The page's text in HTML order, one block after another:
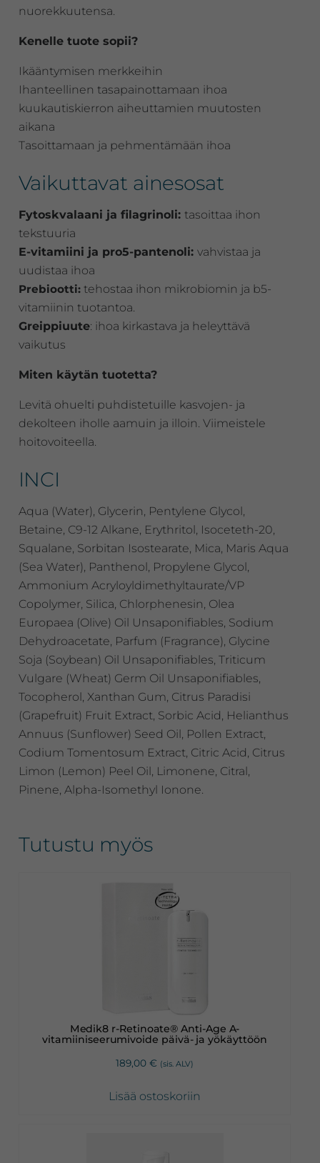
nuorekkuutensa.
Kenelle tuote sopii?
Ikääntymisen merkkeihin
Ihanteellinen tasapainottamaan ihoa
kuukautiskierron aiheuttamien muutosten
aikana
Tasoittamaan ja pehmentämään ihoa
Vaikuttavat ainesosat
Fytoskvalaani ja filagrinoli: tasoittaa ihon
tekstuuria
E-vitamiini ja pro5-pantenoli: vahvistaa ja
uudistaa ihoa
Prebiootti: tehostaa ihon mikrobiomin ja b5-
vitamiinin tuotantoa.
Greippiuute: ihoa kirkastava ja heleyttävä
vaikutus
Miten käytän tuotetta?
Levitä ohuelti puhdistetuille kasvojen- ja
dekolteen iholle aamuin ja illoin. Viimeistele
hoitovoiteella.
INCI
Aqua (Water), Glycerin, Pentylene Glycol,
Betaine, C9-12 Alkane, Erythritol, Isoceteth-20,
Squalane, Sorbitan Isostearate, Mica, Maris Aqua
(Sea Water), Panthenol, Propylene Glycol,
Ammonium Acryloyldimethyltaurate/VP
Copolymer, Silica, Chlorphenesin, Olea
Europaea (Olive) Oil Unsaponifiables, Sodium
Dehydroacetate, Parfum (Fragrance), Glycine
Soja (Soybean) Oil Unsaponifiables, Triticum
Vulgare (Wheat) Germ Oil Unsaponifiables,
Tocopherol, Xanthan Gum, Citrus Paradisi
(Grapefruit) Fruit Extract, Sorbic Acid, Helianthus
Annuus (Sunflower) Seed Oil, Pollen Extract,
Codium Tomentosum Extract, Citric Acid, Citrus
Limon (Lemon) Peel Oil, Limonene, Citral,
Pinene, Alpha-Isomethyl Ionone.
Tutustu myös
Medik8 r-Retinoate® Anti-Age A-
vitamiiniseerumivoide päivä- ja yökäyttöön
189,00 € (sis. ALV)
Lisää ostoskoriin